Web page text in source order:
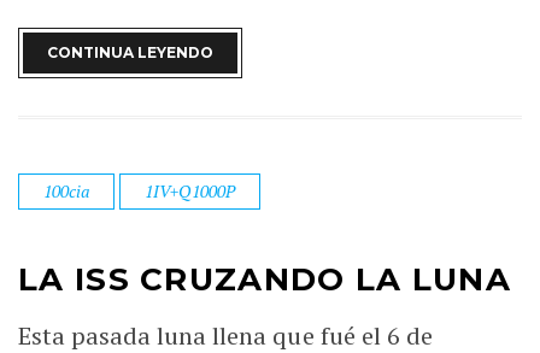
CONTINUA LEYENDO
100cia 1IV+Q1000P
LA ISS CRUZANDO LA LUNA
Esta pasada luna llena que fué el 6 de